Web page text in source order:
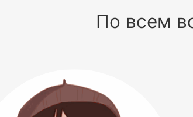
По всем